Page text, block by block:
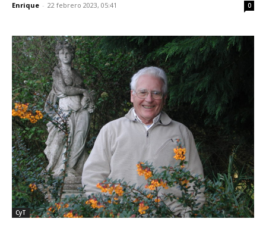
Enrique - 22 febrero 2023, 05:41 0
CyT